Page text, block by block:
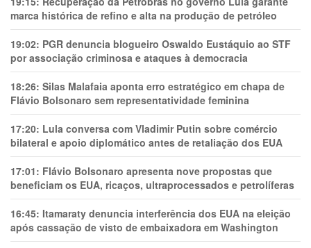
marca histórica de refino e alta na produção de petróleo
19:02: PGR denuncia blogueiro Oswaldo Eustáquio ao STF
por associação criminosa e ataques à democracia
18:26: Silas Malafaia aponta erro estratégico em chapa de
Flávio Bolsonaro sem representatividade feminina
17:20: Lula conversa com Vladimir Putin sobre comércio
bilateral e apoio diplomático antes de retaliação dos EUA
17:01: Flávio Bolsonaro apresenta nove propostas que
beneficiam os EUA, ricaços, ultraprocessados e petrolíferas
16:45: Itamaraty denuncia interferência dos EUA na eleição
após cassação de visto de embaixadora em Washington